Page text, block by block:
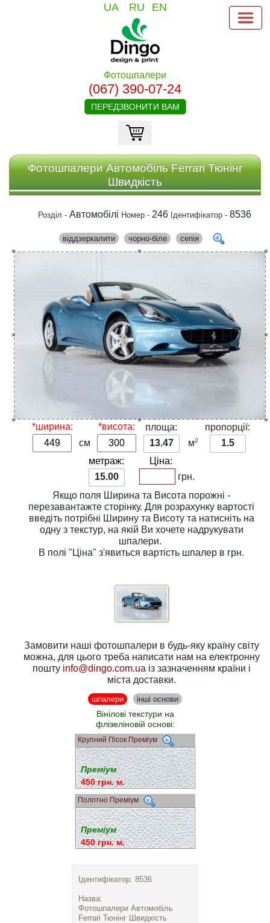
UA RU EN
Фотошпалери
(067) 390-07-24
ПЕРЕДЗВОНИТИ ВАМ
Фотошпалери Автомобіль Ferrari Тюнінг
Швидкість
Розділ - Автомобілі Номер - 246 Ідентифікатор - 8536
віддзеркалити чорно-біле сепія
*ширина:
см
*висота:
площа:
13.47
м2
пропорції:
1.5
метраж:
15.00
Ціна:
грн.
Якщо поля Ширина та Висота порожні -
перезавантажте сторінку. Для розрахунку вартості
введіть потрібні Ширинута Висотута натисніть на
одну з текстур, на якій Ви хочете надрукувати
шпалери.
В полі"Ціна" з'явиться вартість шпалер в грн.
Замовити наші фотошпалери в будь-яку країну світу
можна, для цього треба написати нам на електронну
пошту info@dingo.com.ua із зазначенням країни і
міста доставки.
шпалери інші основи
Вінілові текстури на
флізеліновій основі:
Крупний Пісок Преміум
Преміум
450 грн. м.
Полотно Преміум
Преміум
450 грн. м.
Ідентифікатор: 8536
Назва:
Фотошпалери Автомобіль
Ferrari Тюнінг Швидкість